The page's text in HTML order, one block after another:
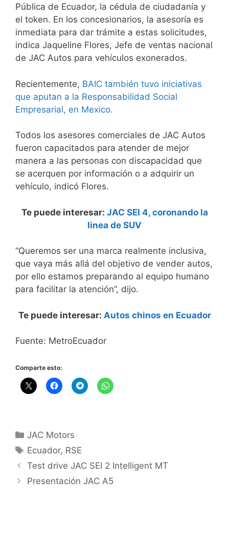
Pública de Ecuador, la cédula de ciudadanía y
el token. En los concesionarios, la asesoría es
inmediata para dar trámite a estas solicitudes,
indica Jaqueline Flores, Jefe de ventas nacional
de JAC Autos para vehículos exonerados.
Recientemente, BAIC también tuvo iniciativas
que aputan a la Responsabilidad Social
Empresarial, en Mexico.
Todos los asesores comerciales de JAC Autos
fueron capacitados para atender de mejor
manera a las personas con discapacidad que
se acerquen por información o a adquirir un
vehículo, indicó Flores.
Te puede interesar: JAC SEI 4, coronando la
linea de SUV
“Queremos ser una marca realmente inclusiva,
que vaya más allá del objetivo de vender autos,
por ello estamos preparando al equipo humano
para facilitar la atención”, dijo.
Te puede interesar: Autos chinos en Ecuador
Fuente: MetroEcuador
Comparte esto:
JAC Motors
Ecuador, RSE
Test drive JAC SEI 2 Intelligent MT
Presentación JAC A5